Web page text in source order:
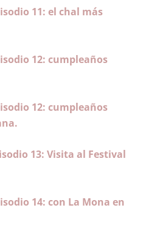
11: el chal más
12: cumpleaños
12: cumpleaños
13: Visita al Festival
14: con La Mona en